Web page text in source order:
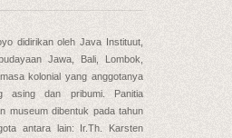
didirikan oleh Java Instituut,
Jawa, Bali, Lombok,
kolonial yang anggotanya
asing dan pribumi. Panitia
museum dibentuk pada tahun
antara lain: Ir.Th. Karsten